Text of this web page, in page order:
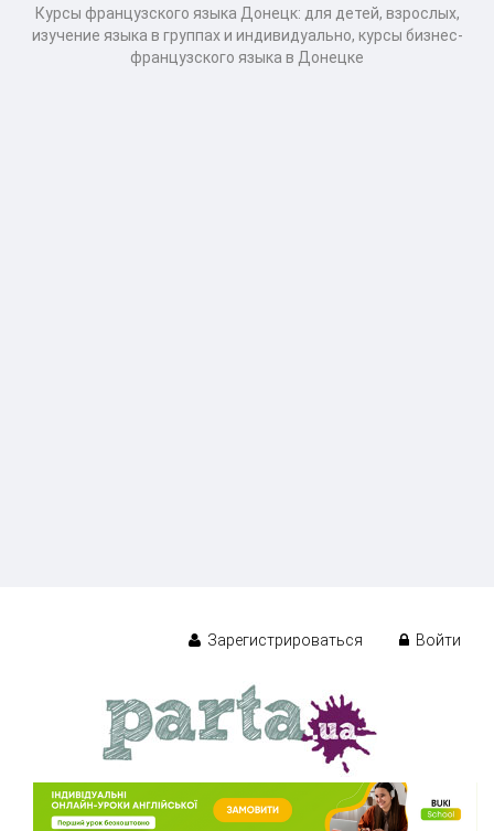
Курсы французского языка Донецк: для детей, взрослых,
изучение языка в группах и индивидуально, курсы бизнес-
французского языка в Донецке
Зарегистрироваться Войти